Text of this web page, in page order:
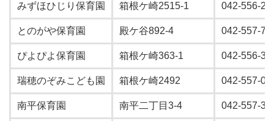
みずほひじり保育園 箱根ケ崎2515-1 042-556-
とのがや保育園 殿ケ谷892-4 042-557-
ぴよぴよ保育園 箱根ケ崎363-1 042-556-
瑞穂のぞみこども園 箱根ケ崎2492 042-557-
南平保育園 南平二丁目3-4 042-557-